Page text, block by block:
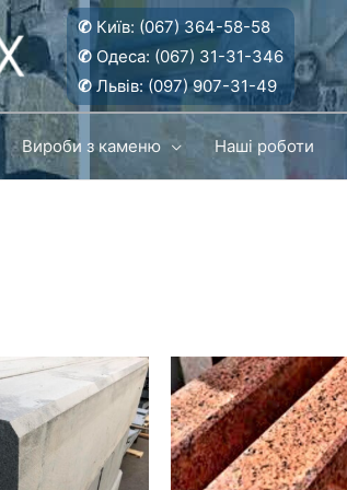
✆ Київ: (067) 364-58-58
✆Одеса: (067) 31-31-346
✆Львів: (097) 907-31-49
Вироби з каменю Наші роботи